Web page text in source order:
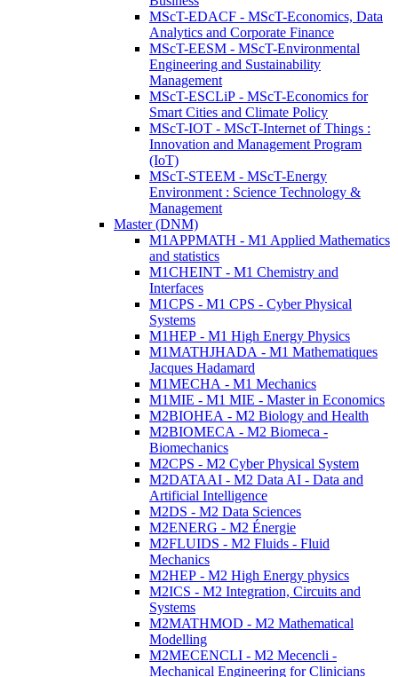
MScT-EDACF - MScT-Economics, Data
Analytics and Corporate Finance
MScT-EESM - MScT-Environmental
Engineering and Sustainability
Management
MScT-ESCLiP - MScT-Economics for
Smart Cities and Climate Policy
MScT-IOT - MScT-Internet of Things :
Innovation and Management Program
(IoT)
MScT-STEEM - MScT-Energy
Environment : Science Technology &
Management
Master (DNM)
M1APPMATH - M1 Applied Mathematics
and statistics
M1CHEINT - M1 Chemistry and
Interfaces
M1CPS - M1 CPS - Cyber Physical
Systems
M1HEP - M1 High Energy Physics
M1MATHJHADA - M1 Mathematiques
Jacques Hadamard
M1MECHA - M1 Mechanics
M1MIE - M1 MIE - Master in Economics
M2BIOHEA - M2 Biology and Health
M2BIOMECA - M2 Biomeca -
Biomechanics
M2CPS - M2 Cyber Physical System
M2DATAAI - M2 Data AI - Data and
Artificial Intelligence
M2DS - M2 Data Sciences
M2ENERG - M2 Énergie
M2FLUIDS - M2 Fluids - Fluid
Mechanics
M2HEP - M2 High Energy physics
M2ICS - M2 Integration, Circuits and
Systems
M2MATHMOD - M2 Mathematical
Modelling
M2MECENCLI - M2 Mecencli -
Mechanical Engineering for Clinicians